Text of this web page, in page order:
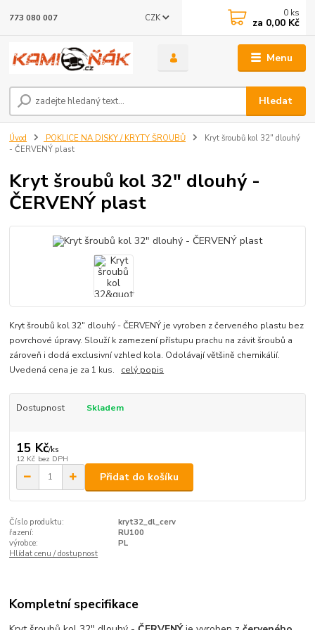
Menu
CZK
Hledat
773 080 007 0 ks
za 0,00 Kč
Úvod POKLICE NA DISKY / KRYTY ŠROUBŮ
Kryt šroubů kol 32" dlouhý
- ČERVENÝ plast
Kryt šroubů kol 32" dlouhý -
ČERVENÝ plast
Kryt šroubů kol 32" dlouhý - ČERVENÝ je vyroben z červeného plastu bez
povrchové úpravy. Slouží k zamezení přístupu prachu na závit šroubů a
zároveň i dodá exclusivní vzhled kola. Odolávají většině chemikálií.
Uvedená cena je za 1 kus. celý popis
Dostupnost Skladem
15 Kč/ks
12 Kč bez DPH
Přidat do košíku
Číslo produktu:
kryt32_dl_cerv
řazení:
RU100
výrobce:
PL
Hlídat cenu / dostupnost
Kompletní specifikace